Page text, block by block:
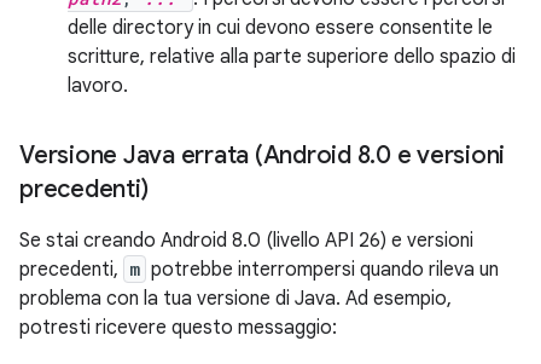
delle directory in cui devono essere consentite le
scritture, relative alla parte superiore dello spazio di
lavoro.
Versione Java errata (Android 8.0 e versioni
precedenti)
Se stai creando Android 8.0 (livello API 26) e versioni
precedenti, m potrebbe interrompersi quando rileva un
problema con la tua versione di Java. Ad esempio,
potresti ricevere questo messaggio: